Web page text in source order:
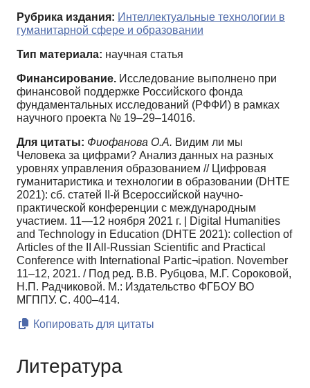
Рубрика издания: Интеллектуальные технологии в
гуманитарной сфере и образовании
Тип материала: научная статья
Финансирование. Исследование выполнено при
финансовой поддержке Российского фонда
фундаментальных исследований (РФФИ) в рамках
научного проекта № 19–29–14016.
Для цитаты: Фиофанова О.А. Видим ли мы
Человека за цифрами? Анализ данных на разных
уровнях управления образованием // Цифровая
гуманитаристика и технологии в образовании (DHTE
2021): сб. статей II-й Всероссийской научно-
практической конференции с международным
участием. 11—12 ноября 2021 г. | Digital Humanities
and Technology in Education (DHTE 2021): сollection of
Articles of the II All-Russian Scientific and Practical
Conference with International Partic¬ipation. November
11–12, 2021. / Под ред. В.В. Рубцова, М.Г. Сороковой,
Н.П. Радчиковой. М.: Издательство ФГБОУ ВО
МГППУ. С. 400–414.
Копировать для цитаты
Литература